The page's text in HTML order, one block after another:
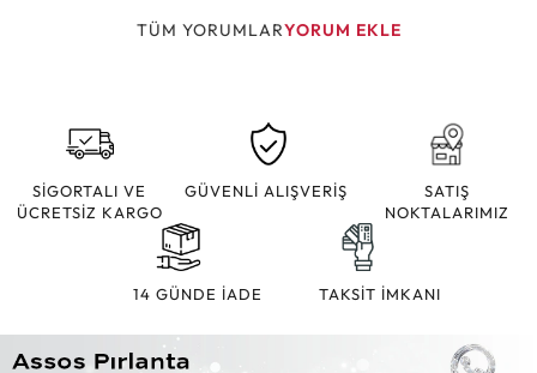
TÜM YORUMLARYORUM EKLE
SİGORTALI VE
ÜCRETSİZ KARGO
GÜVENLİ ALIŞVERİŞ
SATIŞ
NOKTALARIMIZ
14 GÜNDE İADE TAKSİT İMKANI